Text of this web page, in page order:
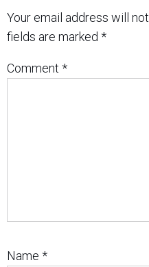
Your email address will
fields are marked *
Comment *
Name *